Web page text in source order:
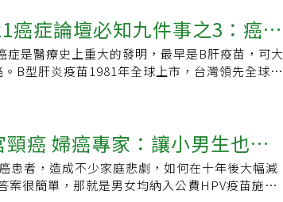
是拉高了台灣的平均值？」，有人回應，「相
醫示警：染HPV風險逾9成對此，馬博榮婦產專科
公共衛生角度來看，性伴侶人數愈低、對象愈
忠貞且負責的表現，對於男性來說，更是如此，
即使性生活單純，也可能將HPV傳染給另一
機率近6成；一生中累積3至6名性伴侶，則感
Too Timid」最新「性伴侶人數」調查報告結果
伴侶，則感染HPV的風險，就超過9成。馬博榮
苗，一起預防、降低感染風險。馬博榮強調，
及腹部超音波篩檢，但準確性受限，台大醫院
，日本已將甲型胎兒蛋白、PIVKA-II等列入肝癌
II納入健保給付。腹部超音波對於極小的腫瘤無
病人。黃凱文指出，肝癌細胞不會吸收特異性顯
期患者，即單一腫瘤小於5公分或腫瘤2到3顆，
中再經由導航指引，讓醫師準確的位置，清除
師運氣。WHO已宣布2030年消除子宮頸癌，林
目前有三方案，十五歲女性施打HPV疫苗覆蓋率
35歲到45歲女性達7成覆蓋率；篩檢異常者9成
癌症論壇必知九件事之3：癌症
症是醫療史上重大的發明，最早是B肝疫苗，可大
B型肝炎疫苗1981年全球上市，台灣領先全球
多個癌症有關連性，其中子宮頸癌關連性最強
、外陰癌50%，與男性有關的肛門癌為88%、
球上市，台灣核准三種（二價、四價、九價）上
費施打。三種疫苗皆可預防最重要的第16型及第
10年，四價及九價男性也可施打。想知道更多
癌 婦癌專家：讓小男生也接
患者，造成不少家庭悲劇，如何在十年後大幅減
案很簡單，那就是男女均納入公費HPV疫苗施打